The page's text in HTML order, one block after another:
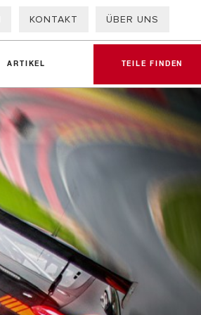
KONTAKT ÜBER UNS
ARTIKEL TEILE FINDEN